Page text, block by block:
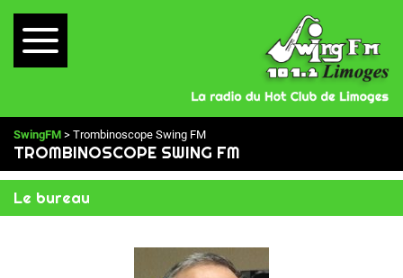
SwingFM > Trombinoscope Swing FM
TROMBINOSCOPE SWING FM
Le bureau